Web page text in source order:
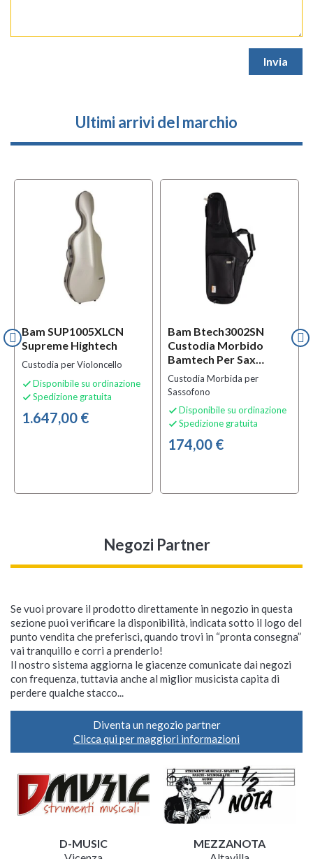
Ultimi arrivi del marchio
Bam SUP1005XLCN
Supreme Hightech
Custodia per Violoncello
 Disponibile su ordinazione
 Spedizione gratuita
1.647,00 €
Bam Btech3002SN
Custodia Morbido
Bamtech Per Sax
Tenore
Custodia Morbida per
Sassofono
 Disponibile su ordinazione
 Spedizione gratuita
174,00 €
Negozi Partner
Se vuoi provare il prodotto direttamente in negozio in questa
sezione puoi verificare la disponibilità, indicata sotto il logo del
punto vendita che preferisci, quando trovi in “pronta consegna”
vai tranquillo e corri a prenderlo!
Il nostro sistema aggiorna le giacenze comunicate dai negozi
con frequenza, tuttavia anche al miglior musicista capita di
perdere qualche stacco...
Diventa un negozio partner
Clicca qui per maggiori informazioni
D-MUSIC
MEZZANOTA